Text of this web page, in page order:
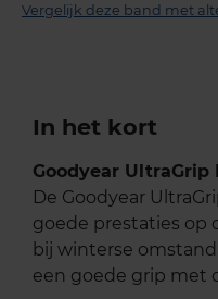
Vergelijk deze band met
In het kort
Goodyear UltraGrip
De Goodyear
goede prestaties op
bij winterse
een goede grip met